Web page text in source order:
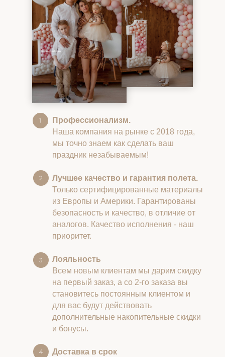
Профессионализм.
Наша компания на рынке с 2018 года,
мы точно знаем как сделать ваш
праздник незабываемым!
Лучшее качество и гарантия полета.
Только сертифицированные материалы
из Европы и Америки. Гарантированы
безопасность и качество, в отличие от
аналогов. Качество исполнения - наш
приоритет.
Лояльность
Всем новым клиентам мы дарим скидку
на первый заказ, а со 2-го заказа вы
становитесь постоянным клиентом и
для вас будут действовать
дополнительные накопительные скидки
и бонусы.
Доставка в срок